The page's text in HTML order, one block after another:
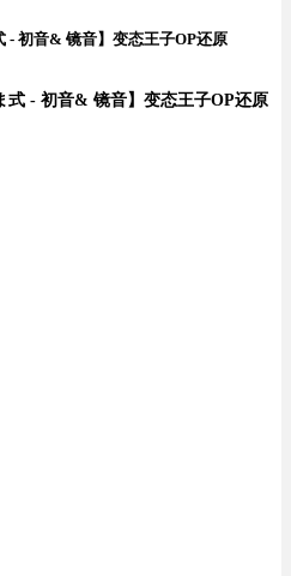
- 初音& 镜音】变态王子OP还原
式 - 初音& 镜音】变态王子OP还原